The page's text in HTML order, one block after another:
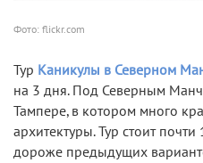
Фото: flickr.com
Тур Каникулы в Северном
на 3 дня. Под Северным
Тампере, в котором много
архитектуры. Тур стоит
дороже предыдущих